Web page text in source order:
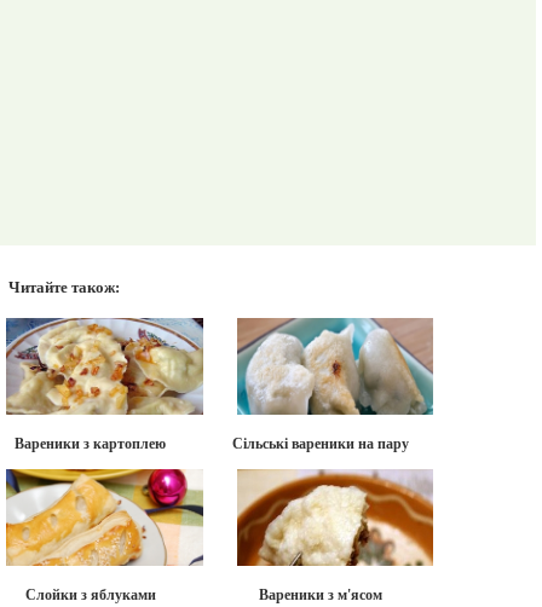
Читайте також:
Вареники з картоплею Сільські вареники на пару
Слойки з яблуками
Вареники з м'ясом